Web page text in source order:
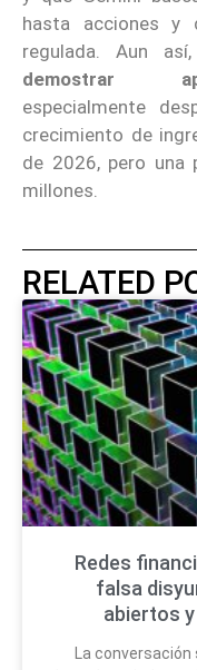
hasta acciones y
regulada. Aun así,
demostrar
especialmente
crecimiento de
de 2026, pero una
millones.
RELATED
Redes
falsa
abiertos
La